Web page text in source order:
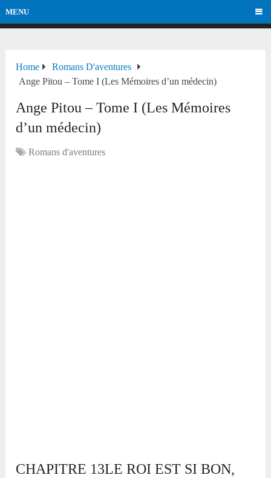
MENU
Home
Romans D'aventures
Ange Pitou – Tome I (Les Mémoires d’un médecin)
Ange Pitou – Tome I (Les Mémoires
d’un médecin)
Romans d'aventures
CHAPITRE 13LE ROI EST SI BON,